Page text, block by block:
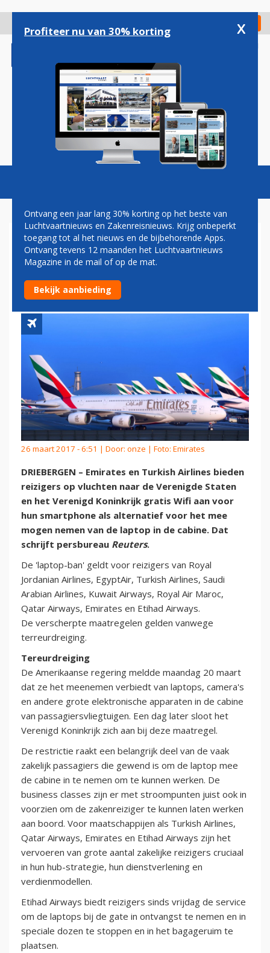
gaan
Check in
Magazine Podcasts Vacatures
GRATIS WIFI EN MEDITATIE
ALS ALTERNATIEF VOOR
GEBRUIK LAPTOP
26 maart 2017 - 6:51 | Door: onze | Foto: Emirates
DRIEBERGEN – Emirates en Turkish Airlines bieden
reizigers op vluchten naar de Verenigde Staten
en het Verenigd Koninkrijk gratis Wifi aan voor
hun smartphone als alternatief voor het mee
mogen nemen van de laptop in de cabine. Dat
schrijft persbureau Reuters.
De 'laptop-ban' geldt voor reizigers van Royal
Jordanian Airlines, EgyptAir, Turkish Airlines, Saudi
Arabian Airlines, Kuwait Airways, Royal Air Maroc,
Qatar Airways, Emirates en Etihad Airways.
De verscherpte maatregelen gelden vanwege
terreurdreiging.
Tereurdreiging
De Amerikaanse regering meldde maandag 20 maart
dat ze het meenemen verbiedt van laptops, camera's
en andere grote elektronische apparaten in de cabine
van passagiersvliegtuigen. Een dag later sloot het
Verenigd Koninkrijk zich aan bij deze maatregel.
De restrictie raakt een belangrijk deel van de vaak
zakelijk passagiers die gewend is om de laptop mee
de cabine in te nemen om te kunnen werken. De
business classes zijn er met stroompunten juist ook in
voorzien om de zakenreiziger te kunnen laten werken
aan boord. Voor maatschappijen als Turkish Airlines,
Qatar Airways, Emirates en Etihad Airways zijn het
vervoeren van grote aantal zakelijke reizigers cruciaal
in hun hub-strategie, hun dienstverlening en
verdienmodellen.
Etihad Airways biedt reizigers sinds vrijdag de service
om de laptops bij de gate in ontvangst te nemen en in
speciale dozen te stoppen en in het bagageruim te
plaatsen.
Profiteer nu van 30% korting x
Ontvang een jaar lang 30% korting op het beste van
Luchtvaartnieuws en Zakenreisnieuws. Krijg onbeperkt
toegang tot al het nieuws en de bijbehorende Apps.
Ontvang tevens 12 maanden het Luchtvaartnieuws
Magazine in de mail of op de mat.
Bekijk aanbieding